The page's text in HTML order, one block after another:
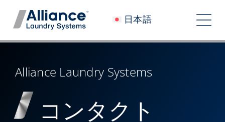
日本語
ト
私たちと働く
私たちのインパクト
Alliance Laundry Systems
コンタクト